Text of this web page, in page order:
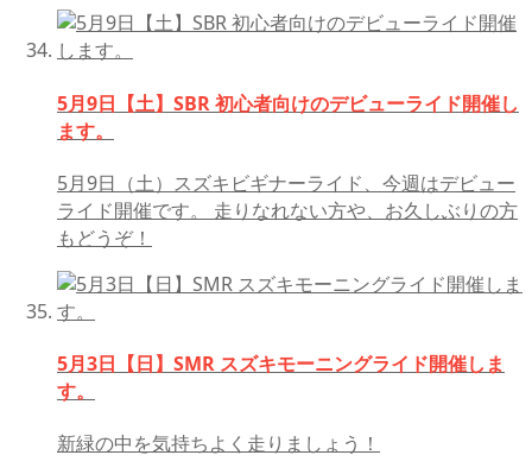
5月9日【土】SBR 初心者向けのデビューライド開催し
ます。
5月9日（土）スズキビギナーライド、今週はデビュー
ライド開催です。 走りなれない方や、お久しぶりの方
もどうぞ！
5月3日【日】SMR スズキモーニングライド開催しま
す。
新緑の中を気持ちよく走りましょう！